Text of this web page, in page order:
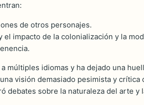
de otros personajes.
impacto de la colonialización y la
múltiples idiomas y ha dejado una
visión demasiado pesimista y crítica
debates sobre la naturaleza del arte y